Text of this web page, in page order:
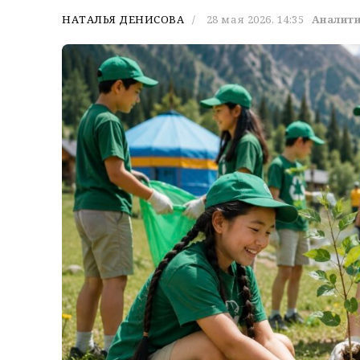
НАТАЛЬЯ ДЕНИСОВА 28 мая 2026, 14:35